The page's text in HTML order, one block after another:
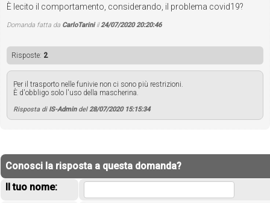
È lecito il comportamento, considerando, il problema covid19?
Domanda fatta da CarloTariniil24/07/2020 20:20:46
Risposte: 2
Per il trasporto nelle funivie non ci sono più restrizioni.
È d'obbligo solo l'uso della mascherina.
Risposta di IS-Admindel28/07/2020 15:15:34
Conosci la risposta a questa domanda?
Il tuo nome: